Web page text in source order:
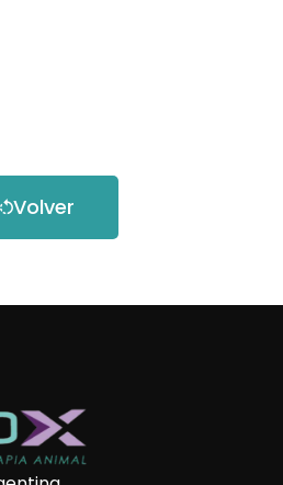
Volver